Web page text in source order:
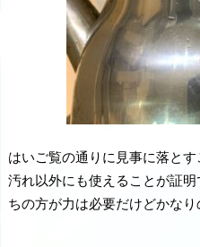
はいご覧の通りに見事に落と
汚れ以外にも使えることが証
ちの方が力は必要だけどかな